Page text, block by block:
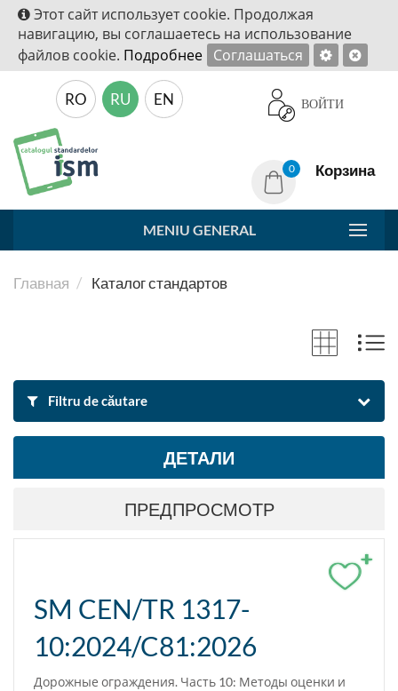
Этот сайт использует cookie. Продолжая
навигацию, вы соглашаетесь на использование
файлов cookie. Подробнее Соглашаться
ВОЙТИ
RO RU EN
0 Корзина
MENIU GENERAL
Главная Каталог стандартов
Filtru de căutare
ПО ИМЕНИ И ОПИСАНИЮ
Поиск Аннулировать фильтры
ОБЛАСТЬ СТАНДАРТА
ДЕТАЛИ
ПРЕДПРОСМОТР
+
SM CEN/TR 1317-
10:2024/C81:2026
Дорожные ограждения. Часть 10: Методы оценки и